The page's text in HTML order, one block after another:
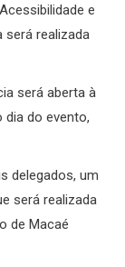
e
será realizada
será aberta à
do evento,
delegados, um
será realizada
de Macaé